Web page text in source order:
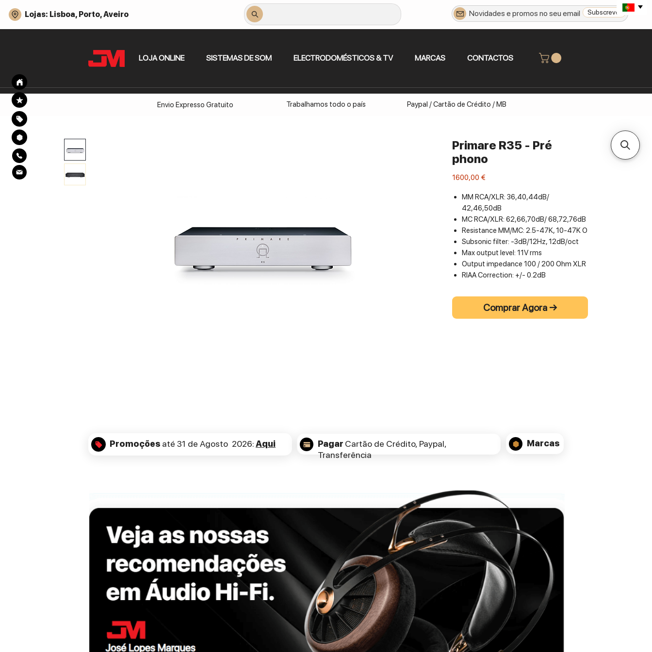
Subscrever
LOJA ONLINE SISTEMAS DE SOM ELECTRODOMÉSTICOS & TV MARCAS CONTACTOS
Lojas: Lisboa, Porto, Aveiro
Envio Expresso Gratuito Trabalhamos todo o país Paypal / Cartão de Crédito / MB
Primare R35 - Pré
phono
1600,00 €
MM RCA/XLR: 36,40,44dB/
42,46,50dB
MC RCA/XLR: 62,66,70dB/ 68,72,76dB
Resistance MM/MC: 2.5-47K, 10-47K O
Subsonic filter: -3dB/12Hz, 12dB/oct
Max output level: 11V rms
Output impedance 100 / 200 Ohm XLR
RIAA Correction: +/- 0.2dB
THD+N: MM/MC <0.02/0.03% (20-20k
S/N MM 85dB 1KHz A-wtd 5mV Gain
Comprar Agora →
Promoções até 31 de Agosto 2026:Aqui Pagar Cartão de Crédito, Paypal,
Transferência
Marcas